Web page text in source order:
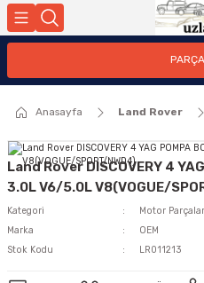
Geri Dön
Anasayfa Land Rover
Land Rover DISCOVERY 4 YAG
3.0L V6/5.0L V8(VOGUE/
Kategori
Motor
Marka
OEM
Stok Kodu
LR011213